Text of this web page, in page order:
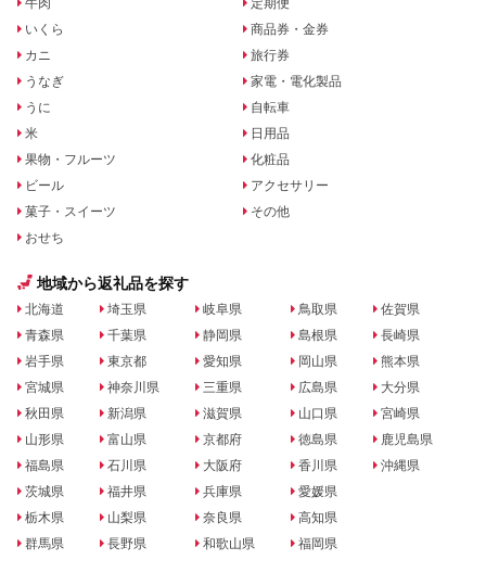
牛肉
いくら
カニ
うなぎ
うに
米
果物・フルーツ
ビール
菓子・スイーツ
おせち
定期便
商品券・金券
旅行券
家電・電化製品
自転車
日用品
化粧品
アクセサリー
その他
地域から返礼品を探す
北海道
青森県
岩手県
宮城県
秋田県
山形県
福島県
茨城県
栃木県
群馬県
埼玉県
千葉県
東京都
神奈川県
新潟県
富山県
石川県
福井県
山梨県
長野県
岐阜県
静岡県
愛知県
三重県
滋賀県
京都府
大阪府
兵庫県
奈良県
和歌山県
鳥取県
島根県
岡山県
広島県
山口県
徳島県
香川県
愛媛県
高知県
福岡県
佐賀県
長崎県
熊本県
大分県
宮崎県
鹿児島県
沖縄県